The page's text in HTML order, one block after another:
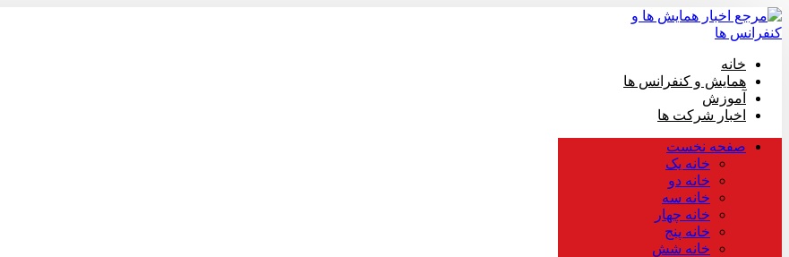
خانه
همایش و کنفرانس ها
آموزش
اخبار شرکت ها
صفحه نخست
خانه یک
خانه دو
خانه سه
خانه چهار
خانه پنج
خانه شش